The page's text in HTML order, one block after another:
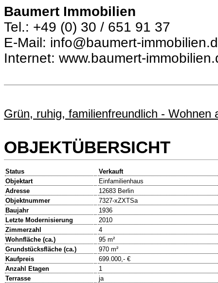
Baumert Immobilien
Tel.: +49 (0) 30 / 651 91 37
E-Mail: info@baumert-
Internet: www.baumert-
Grün, ruhig, familienfreundlich -
OBJEKTÜBERSICHT
Status
Verkauft
Objektart
Einfamilienhaus
Adresse
12683 Berlin
Objektnummer
7327-xZXTSa
Baujahr
1936
Letzte Modernisierung
2010
Zimmerzahl
4
Wohnfläche (ca.)
95 m²
Grundstücksfläche (ca.)
970 m²
Kaufpreis
699.000,- €
Anzahl Etagen
1
Terrasse
ja